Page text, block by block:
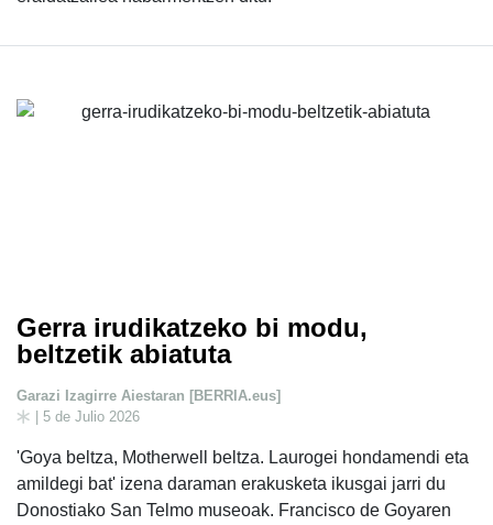
Gerra irudikatzeko bi modu,
beltzetik abiatuta
Garazi Izagirre Aiestaran [BERRIA.eus]
| 5 de Julio 2026
'Goya beltza, Motherwell beltza. Laurogei hondamendi eta
amildegi bat' izena daraman erakusketa ikusgai jarri du
Donostiako San Telmo museoak. Francisco de Goyaren